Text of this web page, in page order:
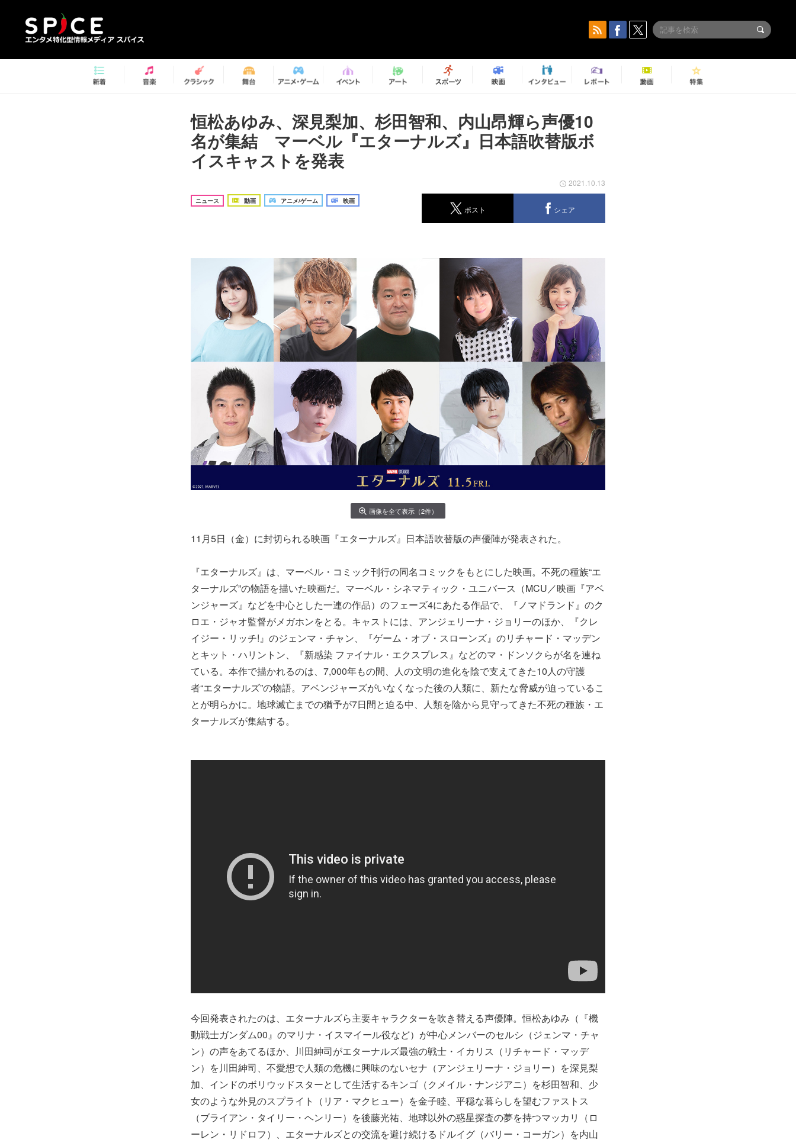
恒松あゆみ、深見梨加、杉田智和、内山昂輝ら声優10
名が集結 マーベル『エターナルズ』日本語吹替版ボ
イスキャストを発表
ニュース 動画 アニメ/ゲーム 映画
2021.10.13
ポスト シェア
画像を全て表示（2件）
11月5日（金）に封切られる映画『エターナルズ』日本語吹替版の声優陣が発表された。
『エターナルズ』は、マーベル・コミック刊行の同名コミックをもとにした映画。不死の種族“エ
ターナルズ”の物語を描いた映画だ。マーベル・シネマティック・ユニバース（MCU／映画『アベ
ンジャーズ』などを中心とした一連の作品）のフェーズ4にあたる作品で、『ノマドランド』のク
ロエ・ジャオ監督がメガホンをとる。キャストには、アンジェリーナ・ジョリーのほか、『クレ
イジー・リッチ!』のジェンマ・チャン、『ゲーム・オブ・スローンズ』のリチャード・マッデン
とキット・ハリントン、『新感染 ファイナル・エクスプレス』などのマ・ドンソクらが名を連ね
ている。本作で描かれるのは、7,000年もの間、人の文明の進化を陰で支えてきた10人の守護
者“エターナルズ”の物語。アベンジャーズがいなくなった後の人類に、新たな脅威が迫っているこ
とが明らかに。地球滅亡までの猶予が7日間と迫る中、人類を陰から見守ってきた不死の種族・エ
ターナルズが集結する。
今回発表されたのは、エターナルズら主要キャラクターを吹き替える声優陣。恒松あゆみ（『機
動戦士ガンダム00』のマリナ・イスマイール役など）が中心メンバーのセルシ（ジェンマ・チャ
ン）の声をあてるほか、川田紳司がエターナルズ最強の戦士・イカリス（リチャード・マッデ
ン）を川田紳司、不愛想で人類の危機に興味のないセナ（アンジェリーナ・ジョリー）を深見梨
加、インドのボリウッドスターとして生活するキンゴ（クメイル・ナンジアニ）を杉田智和、少
女のような外見のスプライト（リア・マクヒュー）を金子睦、平穏な暮らしを望むファストス
（ブライアン・タイリー・ヘンリー）を後藤光祐、地球以外の惑星探査の夢を持つマッカリ（ロ
ーレン・リドロフ）、エターナルズとの交流を避け続けるドルイグ（バリー・コーガン）を内山